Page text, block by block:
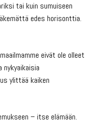
tai kuin sumuiseen
edes horisonttia.
eivät ole olleet
ylittää kaiken
– itse elämään.